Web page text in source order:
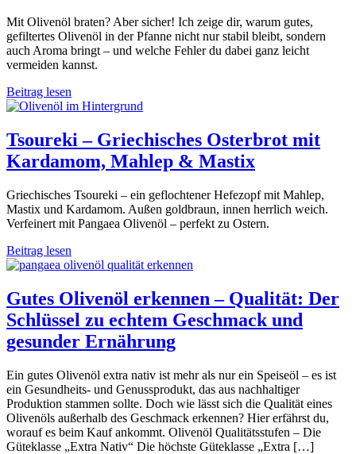
Mit Olivenöl braten? Aber sicher! Ich zeige dir, warum gutes,
gefiltertes Olivenöl in der Pfanne nicht nur stabil bleibt, sondern
auch Aroma bringt – und welche Fehler du dabei ganz leicht
vermeiden kannst.
Beitrag lesen
Tsoureki – Griechisches Osterbrot mit
Kardamom, Mahlep & Mastix
Griechisches Tsoureki – ein geflochtener Hefezopf mit Mahlep,
Mastix und Kardamom. Außen goldbraun, innen herrlich weich.
Verfeinert mit Pangaea Olivenöl – perfekt zu Ostern.
Beitrag lesen
Gutes Olivenöl erkennen – Qualität: Der
Schlüssel zu echtem Geschmack und
gesunder Ernährung
Ein gutes Olivenöl extra nativ ist mehr als nur ein Speiseöl – es ist
ein Gesundheits- und Genussprodukt, das aus nachhaltiger
Produktion stammen sollte. Doch wie lässt sich die Qualität eines
Olivenöls außerhalb des Geschmack erkennen? Hier erfährst du,
worauf es beim Kauf ankommt. Olivenöl Qualitätsstufen – Die
Güteklasse „Extra Nativ“ Die höchste Güteklasse „Extra […]